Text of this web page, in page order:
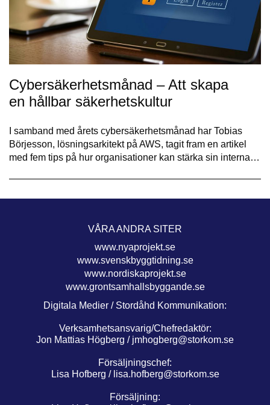
Cybersäkerhetsmånad – Att skapa
en hållbar säkerhetskultur
I samband med årets cybersäkerhetsmånad har Tobias
Börjesson, lösningsarkitekt på AWS, tagit fram en artikel
med fem tips på hur organisationer kan stärka sin interna…
VÅRA ANDRA SITER
www.nyaprojekt.se
www.svenskbyggtidning.se
www.nordiskaprojekt.se
www.grontsamhallsbyggande.se
Digitala Medier / Stordåhd Kommunikation:
Verksamhetsansvarig/Chefredaktör:
Jon Mattias Högberg / jmhogberg@storkom.se
Försäljningschef:
Lisa Hofberg / lisa.hofberg@storkom.se
Försäljning: